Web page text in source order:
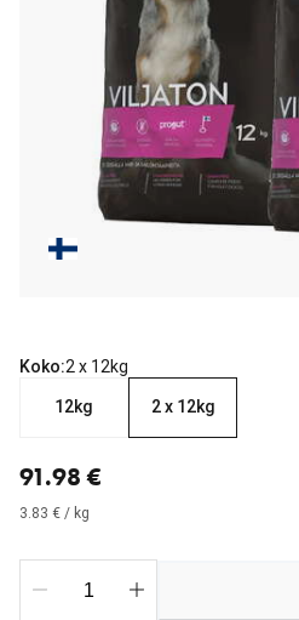
Koko:2 x 12kg
12kg 2 x 12kg
91.98 €
3.83 € / kg